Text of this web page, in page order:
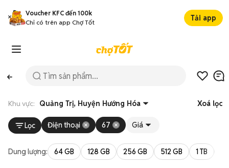
Voucher KFC đến 100k
Chỉ có trên app Chợ Tốt
Tải app
Khu vực: Quảng Trị, Huyện Hướng Hóa Xoá lọc
Lọc Điện thoại 67 Giá
Dung lượng: 64 GB 128 GB 256 GB 512 GB 1 TB